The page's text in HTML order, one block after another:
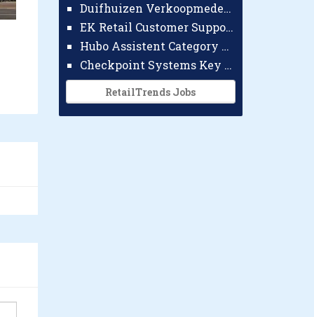
Duifhuizen Verkoopmedewerker Ridderkerk
EK Retail Customer Support Omnichannel
Hubo Assistent Category Manager
Checkpoint Systems Key Accountmanager Benelux
RetailTrends Jobs